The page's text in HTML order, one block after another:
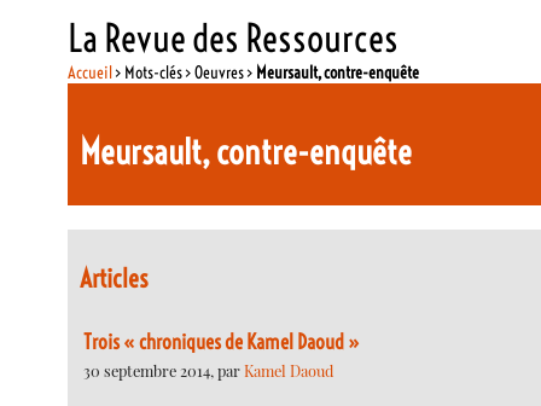
La Revue des Ressources
Accueil> Mots-clés > Oeuvres > Meursault, contre-enquête
Meursault, contre-enquête
Articles
Trois « chroniques de Kamel Daoud »
30 septembre 2014, parKamel Daoud